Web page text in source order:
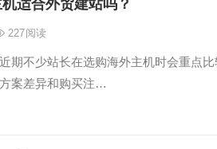
适合外贸建站吗？
227阅读
期不少站长在选购海外主机时会重点
案差异和购买注…